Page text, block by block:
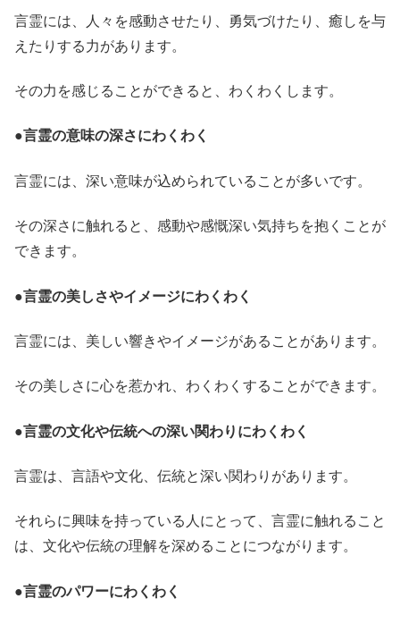
言霊には、人々を感動させたり、勇気づけたり、癒しを与
えたりする力があります。
その力を感じることができると、わくわくします。
●言霊の意味の深さにわくわく
言霊には、深い意味が込められていることが多いです。
その深さに触れると、感動や感慨深い気持ちを抱くことが
できます。
●言霊の美しさやイメージにわくわく
言霊には、美しい響きやイメージがあることがあります。
その美しさに心を惹かれ、わくわくすることができます。
●言霊の文化や伝統への深い関わりにわくわく
言霊は、言語や文化、伝統と深い関わりがあります。
それらに興味を持っている人にとって、言霊に触れること
は、文化や伝統の理解を深めることにつながります。
●言霊のパワーにわくわく